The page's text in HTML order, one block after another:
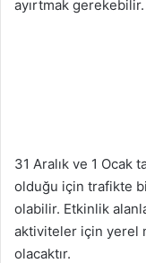
ayırtmak gerekebilir.
31 Aralık ve 1 Ocak
olduğu için trafikte
olabilir. Etkinlik
aktiviteler için yerel
olacaktır.